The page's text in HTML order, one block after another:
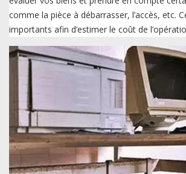
comme la pièce à débarrasser, l’accès, etc.
importants afin d’estimer le coût de